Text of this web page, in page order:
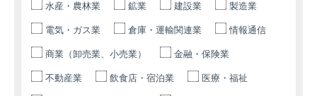
水産・農林業 鉱業 建設業 製造業
電気・ガス業 倉庫・運輸関連業 情報通信
商業（卸売業、小売業） 金融・保険業
不動産業 飲食店・宿泊業 医療・福祉